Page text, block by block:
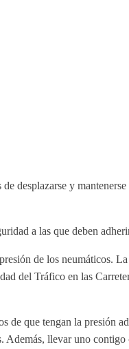
desplazarse y
a las que deben
de los neumáticos.
del Tráfico en las
de que tengan la presión
Además, llevar uno